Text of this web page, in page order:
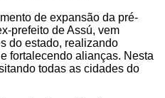
de expansão da pré-
prefeito de Assú, vem
do estado, realizando
fortalecendo alianças. Nesta
todas as cidades do